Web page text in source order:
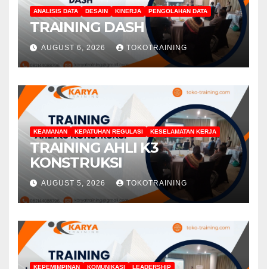
ANALISIS DATA DESAIN KINERJA PENGOLAHAN DATA
TRAINING DASH
AUGUST 6, 2026 TOKOTRAINING
KEAMANAN KEPATUHAN REGULASI KESELAMATAN KERJA
TRAINING AHLI K3
KONSTRUKSI
AUGUST 5, 2026 TOKOTRAINING
KEPEMIMPINAN KOMUNIKASI LEADERSHIP